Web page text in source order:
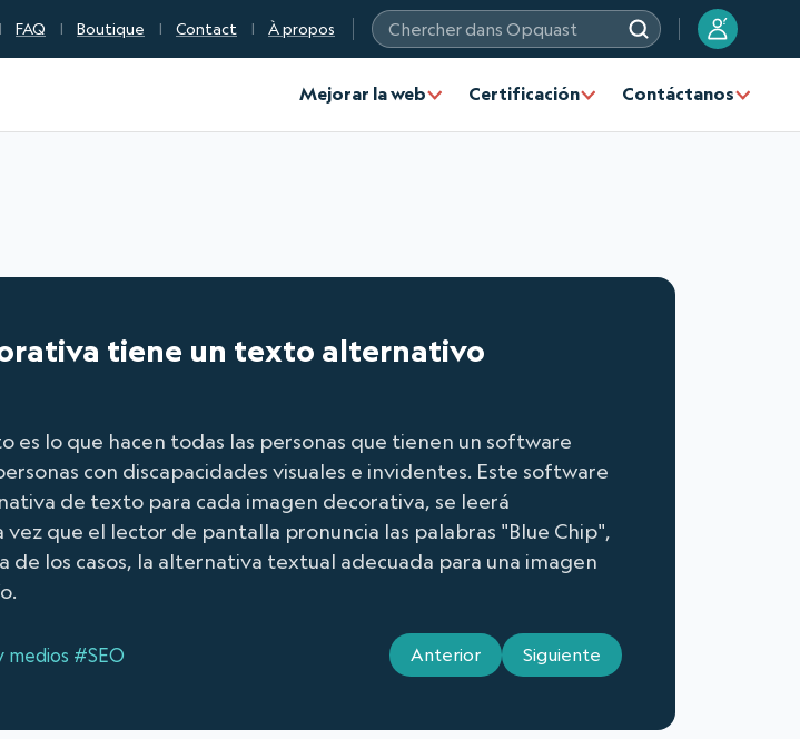
FAQ Boutique Contact À propos
Chercher dans Opquast
?
Mejorar la web Certificación Contáctanos
tiene un texto alternativo
es lo que hacen todas las personas que tienen un software
con discapacidades visuales e invidentes. Este software
de texto para cada imagen decorativa, se leerá
que el lector de pantalla pronuncia las palabras "Blue Chip",
de los casos, la alternativa textual adecuada para una imagen
medios #SEO Anterior Siguiente